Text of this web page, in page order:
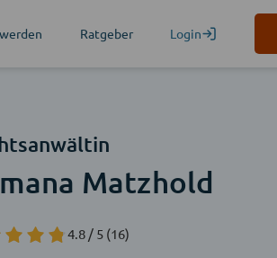
Ratgeber Login
Matzhold
4.8 / 5 (16)